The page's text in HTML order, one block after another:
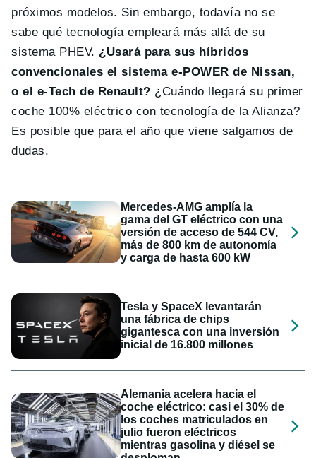
próximos modelos. Sin embargo, todavía no se
sabe qué tecnología empleará más allá de su
sistema PHEV. ¿Usará para sus híbridos
convencionales el sistema e-POWER de Nissan,
o el e-Tech de Renault? ¿Cuándo llegará su primer
coche 100% eléctrico con tecnología de la Alianza?
Es posible que para el año que viene salgamos de
dudas.
Mercedes-AMG amplía la
gama del GT eléctrico con una
versión de acceso de 544 CV,
más de 800 km de autonomía
y carga de hasta 600 kW
Tesla y SpaceX levantarán
una fábrica de chips
gigantesca con una inversión
inicial de 16.800 millones
Alemania acelera hacia el
coche eléctrico: casi el 30% de
los coches matriculados en
julio fueron eléctricos
mientras gasolina y diésel se